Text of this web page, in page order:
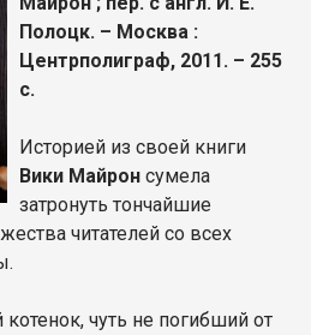
Полоцк. – Москва :
Центрполиграф, 2011. – 255
с.
Историей из своей книги
Вики Майрон сумела
затронуть тончайшие
читателей со всех
чуть не погибший от